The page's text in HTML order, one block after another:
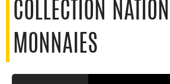
COLLECTION
MONNAIES